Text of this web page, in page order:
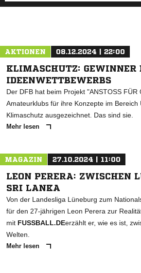
AKTIONEN 08.12.2024 | 22:00
KLIMASCHUTZ: GEWINNER
IDEENWETTBEWERBS
Der DFB hat beim Projekt "ANSTOSS FÜR
Amateurklubs für ihre Konzepte im Bereich
Klimaschutz ausgezeichnet. Das sind sie.
Mehr lesen
MAGAZIN 27.10.2024 | 11:00
LEON PERERA: ZWISCHEN
SRI LANKA
Von der Landesliga Lüneburg zum
für den 27-jährigen Leon Perera zur
mit FUSSBALL.DEerzählt er, wie es ist,
Welten.
Mehr lesen